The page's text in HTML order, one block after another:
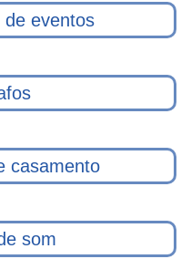
de eventos
casamento
som